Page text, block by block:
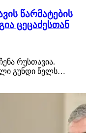
წარმატების
ცეცაძესთან
რუსთავია.
გუნდი წელს
გახდა. ამ
კარგად
წლიანი